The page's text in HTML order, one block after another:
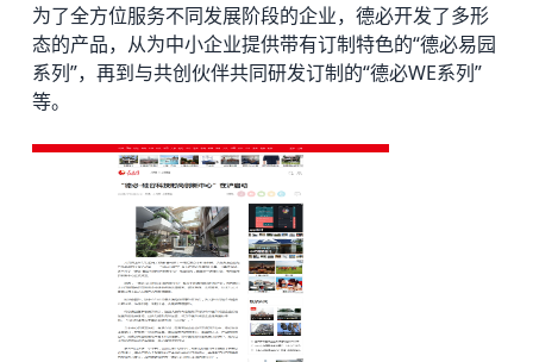
为了全方位服务不同发展阶段的企业，德必开发了多形
态的产品，从为中小企业提供带有订制特色的“德必易园
系列”，再到与共创伙伴共同研发订制的“德必WE系列”
等。